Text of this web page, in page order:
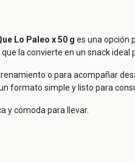
Lo Paleo x 50 g es una opción
la convierte en un snack
o para acompañar
formato simple y listo para
y cómoda para llevar.